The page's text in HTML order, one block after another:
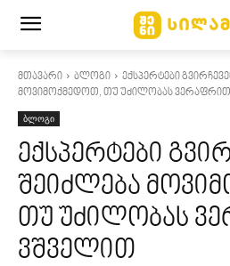
მთავარი ბლოგი
ექსპერტები
მოვიმოქმედოთ, თუ უძილობას
ბლოგი
ექსპერტები
შეიძლება
თუ უძილობას
ვშველით